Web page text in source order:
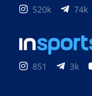
520k 74k
851 3k